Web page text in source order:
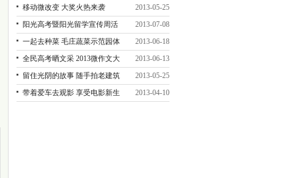
移动微改变 大奖火热来袭
2013-05-25
阳光高考暨阳光留学宣传周活
动
2013-07-08
一起去种菜 毛庄蔬菜示范园体
验
2013-06-18
全民高考晒文采 2013微作文大
赛
2013-06-13
留住光阴的故事 随手拍老建筑
2013-05-25
带着爱车去观影 享受电影新生
2013-04-10